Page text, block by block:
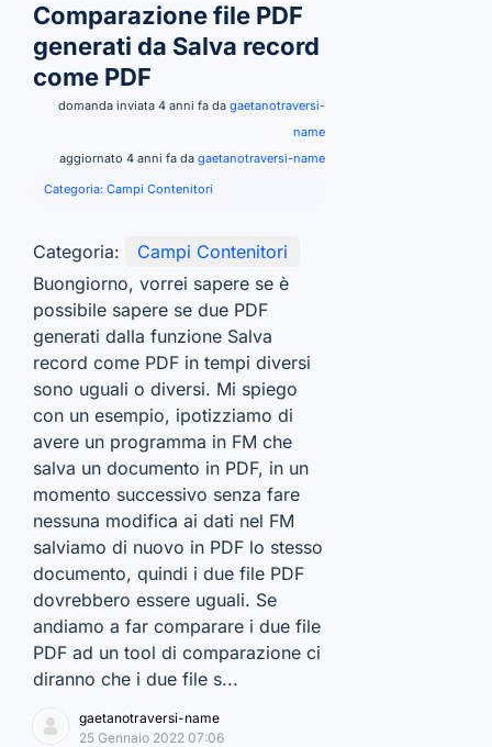
Comparazione file PDF
generati da Salva record
come PDF
domanda inviata 4 anni fa da gaetanotraversi-
name
aggiornato 4 anni fa da gaetanotraversi-name
Categoria: Campi Contenitori
Categoria:
Campi Contenitori
Buongiorno, vorrei sapere se è
possibile sapere se due PDF
generati dalla funzione Salva
record come PDF in tempi diversi
sono uguali o diversi. Mi spiego
con un esempio, ipotizziamo di
avere un programma in FM che
salva un documento in PDF, in un
momento successivo senza fare
nessuna modifica ai dati nel FM
salviamo di nuovo in PDF lo stesso
documento, quindi i due file PDF
dovrebbero essere uguali. Se
andiamo a far comparare i due file
PDF ad un tool di comparazione ci
diranno che i due file s...
gaetanotraversi-name
25 Gennaio 2022 07:06